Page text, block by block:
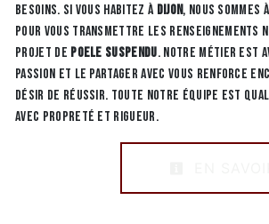
besoins. Si vous habitez à Dijon, nous
pour vous transmettre les renseignements
projet de Poele suspendu. Notre métier est
passion et le partager avec vous renforce
désir de réussir. Toute notre équipe est
avec propreté et rigueur.